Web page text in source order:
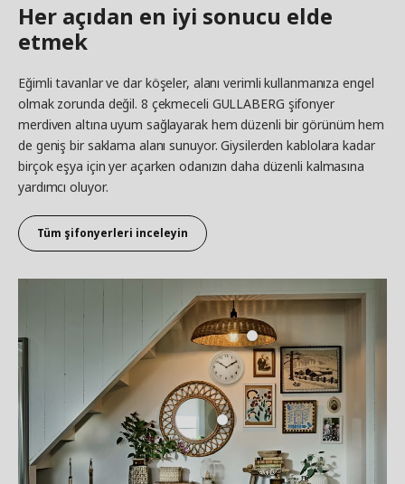
Her açıdan en iyi sonucu elde
etmek
Eğimli tavanlar ve dar köşeler, alanı verimli kullanmanıza engel
olmak zorunda değil. 8 çekmeceli GULLABERG şifonyer
merdiven altına uyum sağlayarak hem düzenli bir görünüm hem
de geniş bir saklama alanı sunuyor. Giysilerden kablolara kadar
birçok eşya için yer açarken odanızın daha düzenli kalmasına
yardımcı oluyor.
Tüm şifonyerleri inceleyin